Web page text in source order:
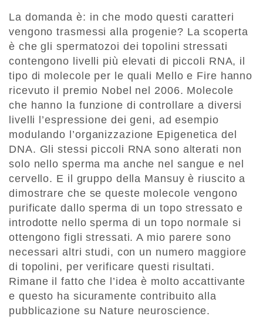
La domanda è: in che modo questi caratteri
vengono trasmessi alla progenie? La scoperta
è che gli spermatozoi dei topolini stressati
contengono livelli più elevati di piccoli RNA, il
tipo di molecole per le quali Mello e Fire hanno
ricevuto il premio Nobel nel 2006. Molecole
che hanno la funzione di controllare a diversi
livelli l’espressione dei geni, ad esempio
modulando l’organizzazione Epigenetica del
DNA. Gli stessi piccoli RNA sono alterati non
solo nello sperma ma anche nel sangue e nel
cervello. E il gruppo della Mansuy è riuscito a
dimostrare che se queste molecole vengono
purificate dallo sperma di un topo stressato e
introdotte nello sperma di un topo normale si
ottengono figli stressati. A mio parere sono
necessari altri studi, con un numero maggiore
di topolini, per verificare questi risultati.
Rimane il fatto che l’idea è molto accattivante
e questo ha sicuramente contribuito alla
pubblicazione su Nature neuroscience.